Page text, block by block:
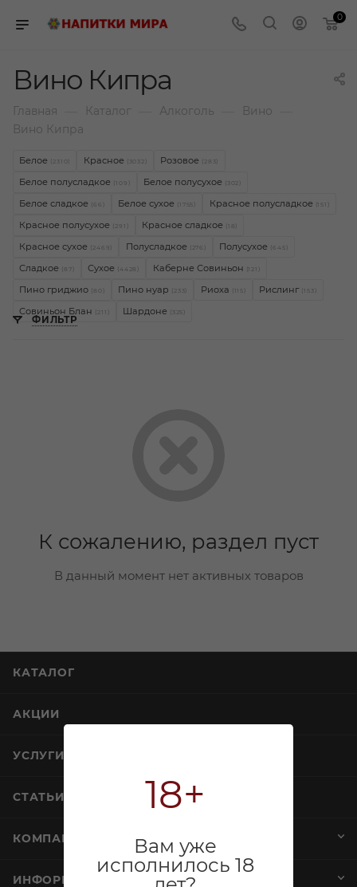
18+
Вам уже
исполнилось 18
0
Вино Кипра
Главная Каталог Алкоголь Вино
Вино Кипра
Белое (2310) Красное (3032) Розовое (283)
Белое полусладкое (109) Белое полусухое (302)
Белое сладкое Белое сухое (1755) Красное полусладкое (151)
Красное полусухое (291) Красное сладкое (18)
Красное сухое (2469) Полусладкое (276) Полусухое (645)
Сладкое (87) Сухое (4428) Каберне Совиньон (121)
Пино гриджио (80) Пино нуар (233) Риоха (115) Рислинг (153)
Совиньон Блан (211) Шардоне (325)
ФИЛЬТР
К сожалению, раздел пуст
В данный момент нет активных товаров
КАТАЛОГ
АКЦИИ
УСЛУГИ
СТАТЬИ
КОМПАНИЯ
ИНФОРМАЦИЯ